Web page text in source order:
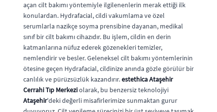
açan cilt bakımı yöntemiyle ilgilenenlerin merak ettiği ilk
konulardan. Hydrafacial, cildi vakumlama ve özel
serumlarla nazikçe soyma prensibine dayanan, medikal
sınıf bir cilt bakımı cihazıdır. Bu işlem, cildin en derin
katmanlarına nüfuz ederek gözenekleri temizler,
nemlendirir ve besler. Geleneksel cilt bakımı yöntemlerinin
ötesine geçen Hydrafacial, cildinize anında gözle görülür bir
canlılık ve pürüzsüzlük kazandırır.estethica Ataşehir
Cerrahi Tıp Merkeziolarak, bu benzersiz teknolojiyi
Ataşehir'deki değerli misafirlerimize sunmaktan gurur